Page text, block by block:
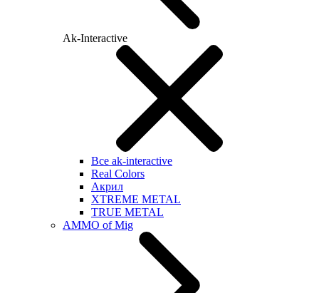
Ak-Interactive
Все ak-interactive
Real Colors
Акрил
XTREME METAL
TRUE METAL
AMMO of Mig